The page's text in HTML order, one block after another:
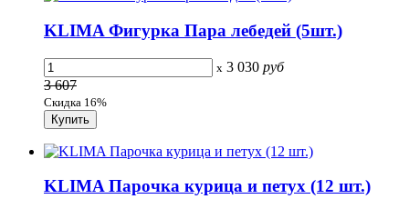
KLIMA Фигурка Пара лебедей (5шт.)
x 3 030 руб
3 607
Скидка 16%
KLIMA Парочка курица и петух (12 шт.)